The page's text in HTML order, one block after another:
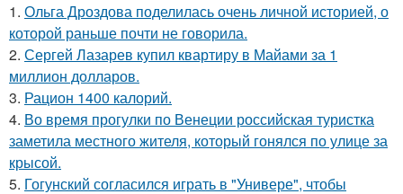
1. Ольга Дроздова поделилась очень личной историей, о
которой раньше почти не говорила.
2. Сергей Лазарев купил квартиру в Майами за 1
миллион долларов.
3. Рацион 1400 калорий.
4. Во время прогулки по Венеции российская туристка
заметила местного жителя, который гонялся по улице за
крысой.
5. Гогунский согласился играть в "Универе", чтобы